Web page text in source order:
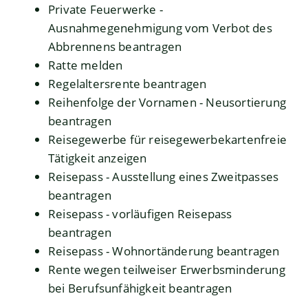
Private Feuerwerke -
Ausnahmegenehmigung vom Verbot des
Abbrennens beantragen
Ratte melden
Regelaltersrente beantragen
Reihenfolge der Vornamen - Neusortierung
beantragen
Reisegewerbe für reisegewerbekartenfreie
Tätigkeit anzeigen
Reisepass - Ausstellung eines Zweitpasses
beantragen
Reisepass - vorläufigen Reisepass
beantragen
Reisepass - Wohnortänderung beantragen
Rente wegen teilweiser Erwerbsminderung
bei Berufsunfähigkeit beantragen